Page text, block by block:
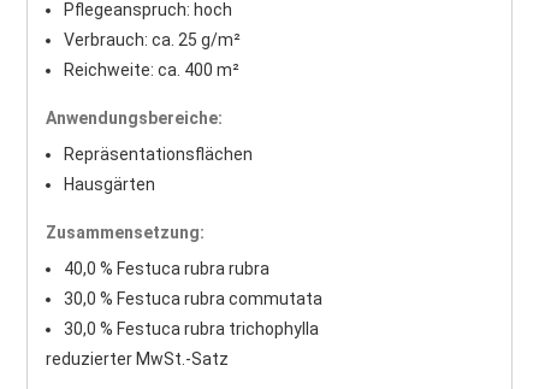
Pflegeanspruch: hoch
Verbrauch: ca. 25 g/m²
Reichweite: ca. 400 m²
Anwendungsbereiche:
Repräsentationsflächen
Hausgärten
Zusammensetzung:
40,0 % Festuca rubra rubra
30,0 % Festuca rubra commutata
30,0 % Festuca rubra trichophylla
reduzierter MwSt.-Satz